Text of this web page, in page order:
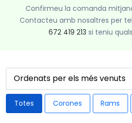
Confirmeu la comanda
Contacteu amb nosaltres per
672 419 213 si teniu
Totes Corones Rams